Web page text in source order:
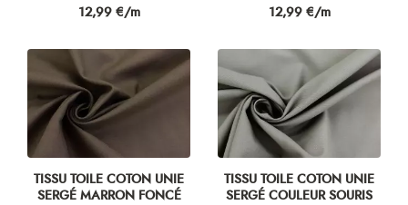
Prix
12,99 €/m
Prix
12,99 €/m
TISSU TOILE COTON UNIE
SERGÉ MARRON FONCÉ
TISSU TOILE COTON UNIE
SERGÉ COULEUR SOURIS